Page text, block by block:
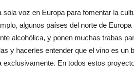
voz en Europa para fomentar la
algunos países del norte de
alcohólica, y ponen muchas trabas
y hacerles entender que el vino es un
exclusivamente. En todos estos